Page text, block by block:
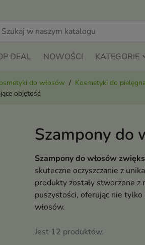
DEAL NOWOŚCI KATEGORIE
do włosów Kosmetyki do
objętość
Szampony do
Szampony do włosów
skuteczne oczyszczanie z
produkty zostały stworzone
puszystości, oferując nie
włosów.
Jest 12 produktów.